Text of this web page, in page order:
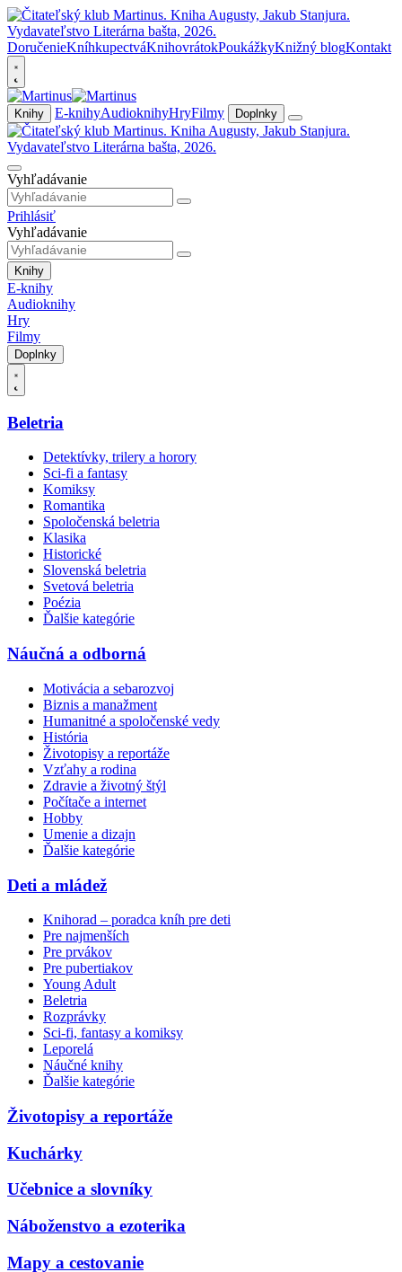
DoručenieKníhkupectváKnihovrátokPoukážkyKnižný blogKontakt
Knihy E-knihyAudioknihyHryFilmy Doplnky
Vyhľadávanie
Prihlásiť
Vyhľadávanie
Knihy
E-knihy
Audioknihy
Hry
Filmy
Doplnky
Beletria
Detektívky, trilery a horory
Sci-fi a fantasy
Komiksy
Romantika
Spoločenská beletria
Klasika
Historické
Slovenská beletria
Svetová beletria
Poézia
Ďalšie kategórie
Náučná a odborná
Motivácia a sebarozvoj
Biznis a manažment
Humanitné a spoločenské vedy
História
Životopisy a reportáže
Vzťahy a rodina
Zdravie a životný štýl
Počítače a internet
Hobby
Umenie a dizajn
Ďalšie kategórie
Deti a mládež
Knihorad – poradca kníh pre deti
Pre najmenších
Pre prvákov
Pre pubertiakov
Young Adult
Beletria
Rozprávky
Sci-fi, fantasy a komiksy
Leporelá
Náučné knihy
Ďalšie kategórie
Životopisy a reportáže
Kuchárky
Učebnice a slovníky
Náboženstvo a ezoterika
Mapy a cestovanie